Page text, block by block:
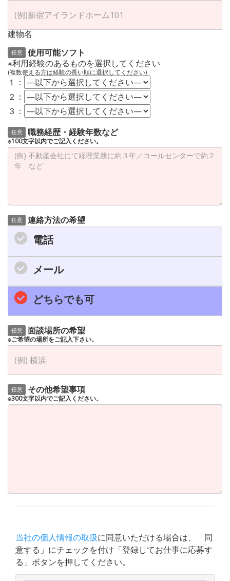
建物名
任意
使用可能ソフト
※利用経験のあるものを選択してください
(複数使える方は経験の長い順に選択してください)
１：
２：
３：
任意 職務経歴・経験年数など
※100文字以内でご記入ください。
任意 連絡方法の希望
電話
メール
どちらでも可
任意 面談場所の希望
※ご希望の場所をご記入下さい。
任意 その他希望事項
※300文字以内でご記入ください。
当社の個人情報の取扱に同意いただける場合は、「同
意する」にチェックを付け「登録してお仕事に応募す
る」ボタンを押してください。